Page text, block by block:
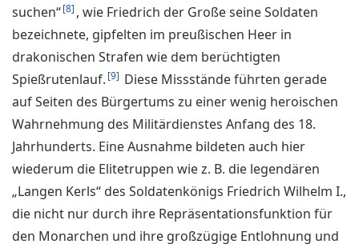
suchen“ 8 , wie Friedrich der Große seine Soldaten
bezeichnete, gipfelten im preußischen Heer in
drakonischen Strafen wie dem berüchtigten
Spießrutenlauf. 9
Diese Missstände führten gerade
auf Seiten des Bürgertums zu einer wenig heroischen
Wahrnehmung des Militärdienstes Anfang des 18.
Jahrhunderts. Eine Ausnahme bildeten auch hier
wiederum die Elitetruppen wie z. B. die legendären
„Langen Kerls“ des Soldatenkönigs Friedrich Wilhelm I.,
die nicht nur durch ihre Repräsentationsfunktion für
den Monarchen und ihre großzügige Entlohnung und